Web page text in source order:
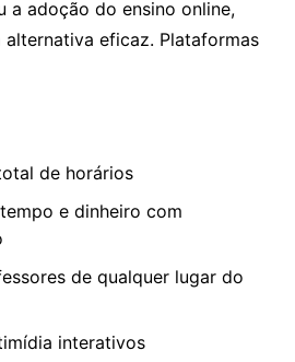
a adoção do ensino online,
alternativa eficaz. Plataformas
de horários
e dinheiro com
de qualquer lugar do
interativos